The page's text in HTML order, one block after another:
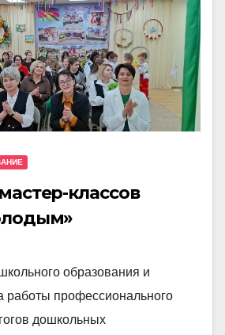
классов
образования и
работы профессионального
дошкольных